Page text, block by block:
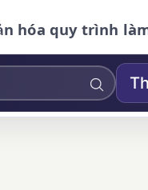
hóa quy trình